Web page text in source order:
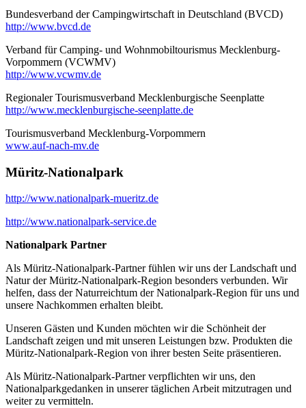
Bundesverband der Campingwirtschaft in Deutschland (BVCD)
http://www.bvcd.de
Verband für Camping- und Wohnmobiltourismus Mecklenburg-
Vorpommern (VCWMV)
http://www.vcwmv.de
Regionaler Tourismusverband Mecklenburgische Seenplatte
http://www.mecklenburgische-seenplatte.de
Tourismusverband Mecklenburg-Vorpommern
www.auf-nach-mv.de
Müritz-Nationalpark
http://www.nationalpark-mueritz.de
http://www.nationalpark-service.de
Nationalpark Partner
Als Müritz-Nationalpark-Partner fühlen wir uns der Landschaft und
Natur der Müritz-Nationalpark-Region besonders verbunden. Wir
helfen, dass der Naturreichtum der Nationalpark-Region für uns und
unsere Nachkommen erhalten bleibt.
Unseren Gästen und Kunden möchten wir die Schönheit der
Landschaft zeigen und mit unseren Leistungen bzw. Produkten die
Müritz-Nationalpark-Region von ihrer besten Seite präsentieren.
Als Müritz-Nationalpark-Partner verpflichten wir uns, den
Nationalparkgedanken in unserer täglichen Arbeit mitzutragen und
weiter zu vermitteln.